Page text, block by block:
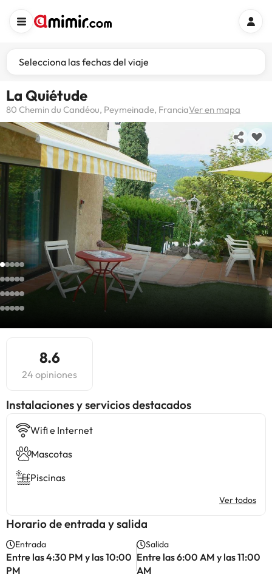
Selecciona las fechas del viaje
La Quiétude
80 Chemin du Candéou, Peymeinade, FranciaVer en mapa
8.6
24 opiniones
Instalaciones y servicios destacados
Wifi e Internet
Mascotas
Piscinas
Ver todos
Horario de entrada y salida
Entrada
Entre las 4:30 PM y las 10:00
PM
Salida
Entre las 6:00 AM y las 11:00
AM